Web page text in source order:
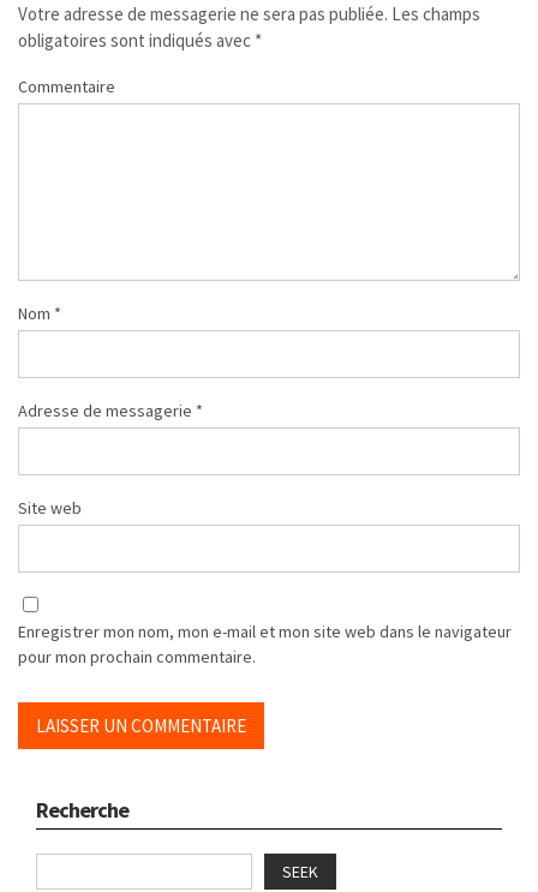
Votre adresse de messagerie ne sera pas publiée. Les champs
obligatoires sont indiqués avec *
Commentaire
Nom *
Adresse de messagerie *
Site web
Enregistrer mon nom, mon e-mail et mon site web dans le navigateur
pour mon prochain commentaire.
Recherche
SEEK